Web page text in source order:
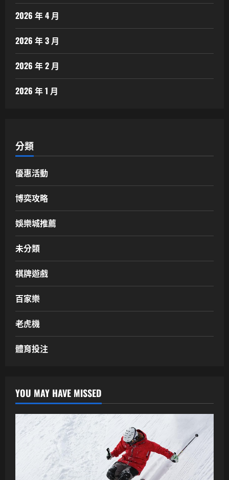
2026 年 4 月
2026 年 3 月
2026 年 2 月
2026 年 1 月
分類
優惠活動
博奕攻略
娛樂城推薦
未分類
棋牌遊戲
百家樂
老虎機
體育投注
YOU MAY HAVE MISSED